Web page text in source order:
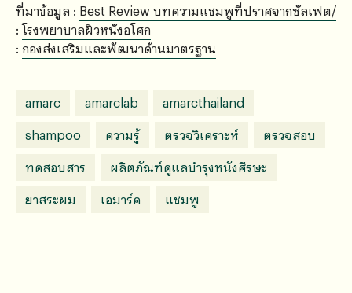
ที่มาข้อมูล : Best Review บทความแชมพูที่ปราศจากซัลเฟต/
:โรงพยาบาลผิวหนังอโศก
: กองส่งเสริมและพัฒนาด้านมาตรฐาน
amarc amarclab
amarcthailand
shampoo
ความรู้ ตรวจวิเคราะห์
ตรวจสอบ
ทดสอบสาร
ผลิตภัณฑ์ดูแลบํารุงหนังศีรษะ
ยาสระผม
เอมาร์ค แชมพู